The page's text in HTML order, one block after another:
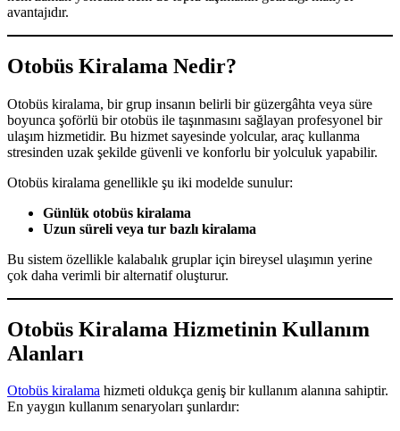
avantajıdır.
Otobüs Kiralama Nedir?
Otobüs kiralama, bir grup insanın belirli bir güzergâhta veya süre
boyunca şoförlü bir otobüs ile taşınmasını sağlayan profesyonel bir
ulaşım hizmetidir. Bu hizmet sayesinde yolcular, araç kullanma
stresinden uzak şekilde güvenli ve konforlu bir yolculuk yapabilir.
Otobüs kiralama genellikle şu iki modelde sunulur:
Günlük otobüs kiralama
Uzun süreli veya tur bazlı kiralama
Bu sistem özellikle kalabalık gruplar için bireysel ulaşımın yerine
çok daha verimli bir alternatif oluşturur.
Otobüs Kiralama Hizmetinin Kullanım
Alanları
Otobüs kiralama hizmeti oldukça geniş bir kullanım alanına sahiptir.
En yaygın kullanım senaryoları şunlardır: